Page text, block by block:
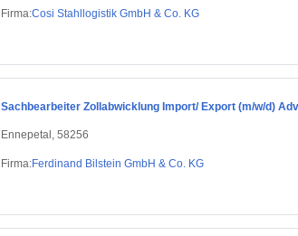
Firma:Cosi Stahllogistik GmbH & Co. KG
Sachbearbeiter Zollabwicklung Import/ Export (m/w/d)
Ennepetal, 58256
Firma:Ferdinand Bilstein GmbH & Co. KG